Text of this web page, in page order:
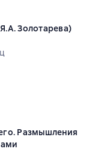
Золотарева)
на основе 0 оценок
Размышления